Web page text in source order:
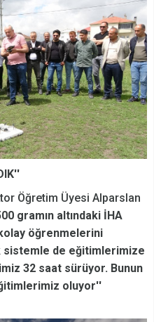
Öğretim Üyesi Alparslan
gramın altındaki İHA
öğrenmelerini
sistemle de eğitimlerimize
32 saat sürüyor. Bunun
oluyor''